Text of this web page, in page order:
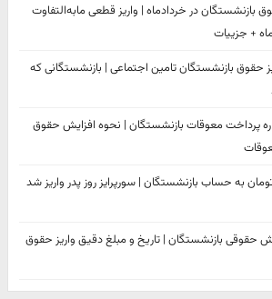
بازنشستگان در خردادماه | واریز قطعی مابه‌التفاوت
+ جزییات
بازنشستگان تامین اجتماعی | بازنشستگانی که
پرداخت معوقات بازنشستگان | نحوه افزایش حقوق
و۵۰۰ هزارتومان به حساب بازنشستگان | سورپرایز روز پدر واریز شد
حقوقی بازنشستگان | تاریخ و مبلغ دقیق واریز حقوق